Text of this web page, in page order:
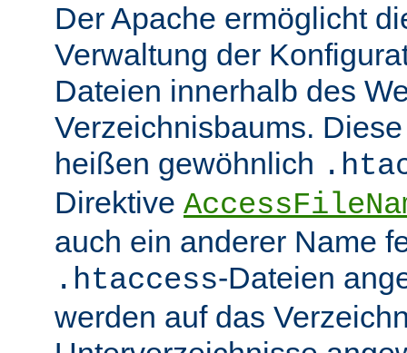
Der Apache ermöglicht
Verwaltung der
Dateien innerhalb des
Verzeichnisbaums.
heißen gewöhnlich
Direktive
auch ein anderer Name
.htaccess-Dateien
werden auf das